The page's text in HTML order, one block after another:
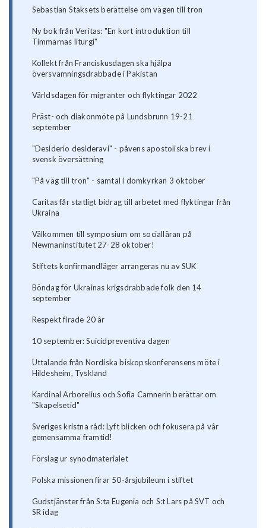
Sebastian Staksets berättelse om vägen till tron
Ny bok från Veritas: "En kort introduktion till
Timmarnas liturgi"
Kollekt från Franciskusdagen ska hjälpa
översvämningsdrabbade i Pakistan
Världsdagen för migranter och flyktingar 2022
Präst- och diakonmöte på Lundsbrunn 19-21
september
"Desiderio desideravi" - påvens apostoliska brev i
svensk översättning
"På väg till tron" - samtal i domkyrkan 3 oktober
Caritas får statligt bidrag till arbetet med flyktingar från
Ukraina
Välkommen till symposium om socialläran på
Newmaninstitutet 27-28 oktober!
Stiftets konfirmandläger arrangeras nu av SUK
Böndag för Ukrainas krigsdrabbade folk den 14
september
Respekt firade 20 år
10 september: Suicidpreventiva dagen
Uttalande från Nordiska biskopskonferensens möte i
Hildesheim, Tyskland
Kardinal Arborelius och Sofia Camnerin berättar om
"Skapelsetid"
Sveriges kristna råd: Lyft blicken och fokusera på vår
gemensamma framtid!
Förslag ur synodmaterialet
Polska missionen firar 50-årsjubileum i stiftet
Gudstjänster från S:ta Eugenia och S:t Lars på SVT och
SR idag